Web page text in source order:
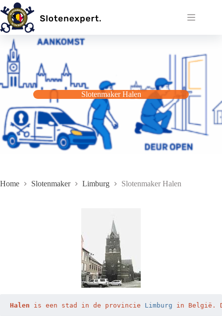
naar
de
inhoud
Slotenmaker Halen
Home Slotenmaker Limburg Slotenmaker Halen
Halen is een stad in de provincie Limburg in België.